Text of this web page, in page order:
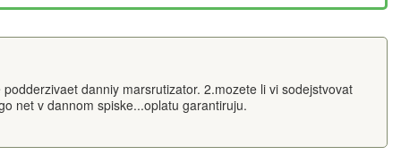
danniy marsrutizator. 2.mozete li vi sodejstvovat
net v dannom spiske...oplatu garantiruju.